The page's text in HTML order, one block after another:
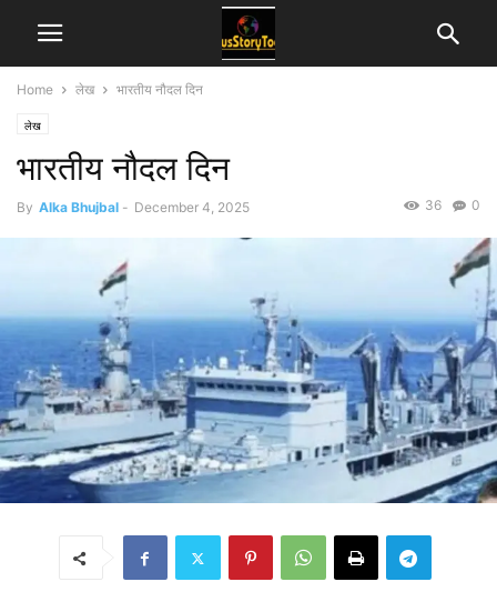
Home लेख भारतीय नौदल दिन
लेख
भारतीय नौदल दिन
By Alka Bhujbal - December 4, 2025 0
36